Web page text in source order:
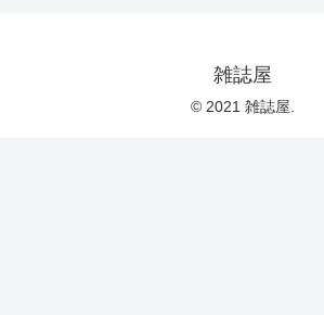
雑誌屋
© 2021 雑誌屋.